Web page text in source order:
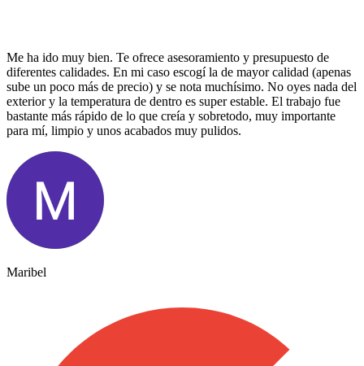
Me ha ido muy bien. Te ofrece asesoramiento y presupuesto de
diferentes calidades. En mi caso escogí la de mayor calidad (apenas
sube un poco más de precio) y se nota muchísimo. No oyes nada del
exterior y la temperatura de dentro es super estable. El trabajo fue
bastante más rápido de lo que creía y sobretodo, muy importante
para mí, limpio y unos acabados muy pulidos.
Maribel